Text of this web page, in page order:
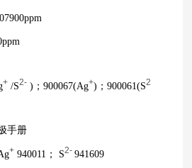
+ /S2- )；900067(Ag+)；900061(S2
手册
+ 940011； S2-941609